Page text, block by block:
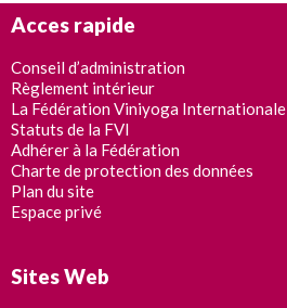
Durée :
Acces rapide
Conseil d’administration
Règlement intérieur
La Fédération Viniyoga Internationale
Statuts de la FVI
Adhérer à la Fédération
Charte de protection des données
Plan du site
Espace privé
Sites Web